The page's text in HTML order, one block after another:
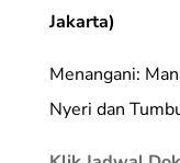
Jakarta)
Menangani:
Nyeri dan